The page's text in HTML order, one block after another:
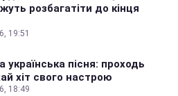
розбагатіти до кінця
19:51
українська пісня: проходь
хіт свого настрою
18:49